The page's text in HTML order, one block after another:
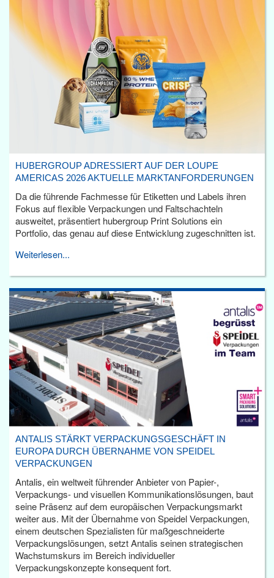
HUBERGROUP ADRESSIERT AUF DER LOUPE
AMERICAS 2026 AKTUELLE MARKTANFORDERUNGEN
Da die führende Fachmesse für Etiketten und Labels ihren
Fokus auf flexible Verpackungen und Faltschachteln
ausweitet, präsentiert hubergroup Print Solutions ein
Portfolio, das genau auf diese Entwicklung zugeschnitten ist.
Weiterlesen...
ANTALIS STÄRKT VERPACKUNGSGESCHÄFT IN
EUROPA DURCH ÜBERNAHME VON SPEIDEL
VERPACKUNGEN
Antalis, ein weltweit führender Anbieter von Papier-,
Verpackungs- und visuellen Kommunikationslösungen, baut
seine Präsenz auf dem europäischen Verpackungsmarkt
weiter aus. Mit der Übernahme von Speidel Verpackungen,
einem deutschen Spezialisten für maßgeschneiderte
Verpackungslösungen, setzt Antalis seinen strategischen
Wachstumskurs im Bereich individueller
Verpackungskonzepte konsequent fort.